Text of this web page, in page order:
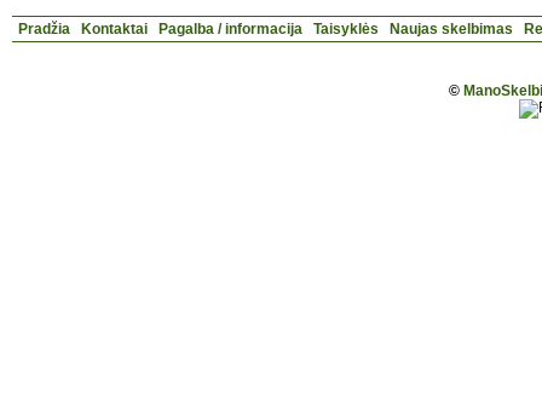
Pradžia Kontaktai Pagalba / informacija Taisyklės Naujas skelbimas
©